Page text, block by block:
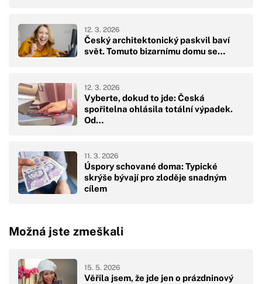
Český architektonický paskvil baví
svět. Tomuto bizarnímu domu se…
12. 3. 2026
Vyberte, dokud to jde: Česká
spořitelna ohlásila totální výpadek.
Od…
12. 3. 2026
Úspory schované doma: Typické
skrýše bývají pro zloděje snadným
cílem
11. 3. 2026
Možná jste zmeškali
Věřila jsem, že jde jen o prázdninový
15. 5. 2026